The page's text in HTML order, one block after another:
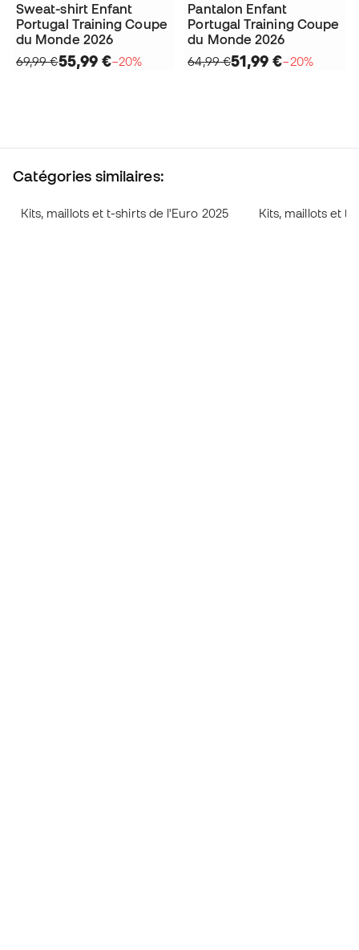
Sweat-shirt Enfant
Portugal Training Coupe
du Monde 2026
69,99 €55,99 €−20%
Pantalon Enfant
Portugal Training Coupe
du Monde 2026
64,99 €51,99 €−20%
Catégories similaires:
Kits, maillots et t-shirts de l'Euro 2025 Kits, maillots et